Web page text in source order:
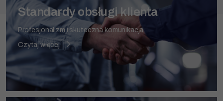
Standardy obsługi klienta
Profesjonalizm i skuteczna komunikacja
Czytaj więcej